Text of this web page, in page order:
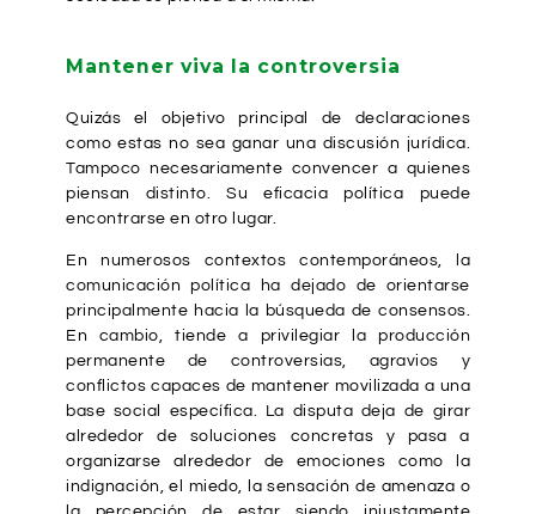
Mantener viva la controversia
Quizás el objetivo principal de declaraciones
como estas no sea ganar una discusión jurídica.
Tampoco necesariamente convencer a quienes
piensan distinto. Su eficacia política puede
encontrarse en otro lugar.
En numerosos contextos contemporáneos, la
comunicación política ha dejado de orientarse
principalmente hacia la búsqueda de consensos.
En cambio, tiende a privilegiar la producción
permanente de controversias, agravios y
conflictos capaces de mantener movilizada a una
base social específica. La disputa deja de girar
alrededor de soluciones concretas y pasa a
organizarse alrededor de emociones como la
indignación, el miedo, la sensación de amenaza o